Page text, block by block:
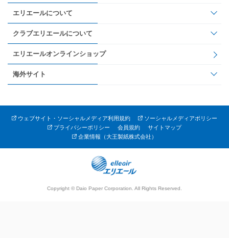
エリエールについて
クラブエリエールについて
エリエールオンラインショップ
海外サイト
ウェブサイト・ソーシャルメディア利用規約
ソーシャルメディアポリシー
プライバシーポリシー
会員規約
サイトマップ
企業情報（大王製紙株式会社）
Copyright © Daio Paper Corporation. All Rights Reserved.